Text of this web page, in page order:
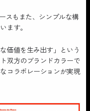
スもまた、シンプルな構
ます。
価値を生み出す」という
双方のブランドカラーで
コラボレーションが実現